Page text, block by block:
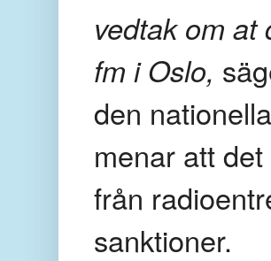
vedtak om
fm i Oslo,
den
menar att
från
sanktioner.